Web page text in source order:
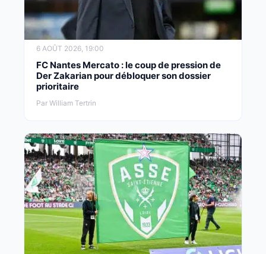
6 AOÛT 2026, 19:00
FC Nantes Mercato : le coup de pression de
Der Zakarian pour débloquer son dossier
prioritaire
Par William Tertrin